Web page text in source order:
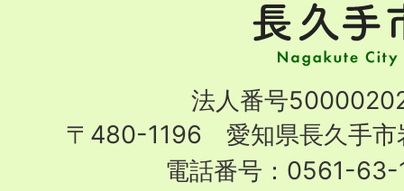
手
市
City
法人番号
〒480-1196 愛知県長久手市
電話番号：0561-63-